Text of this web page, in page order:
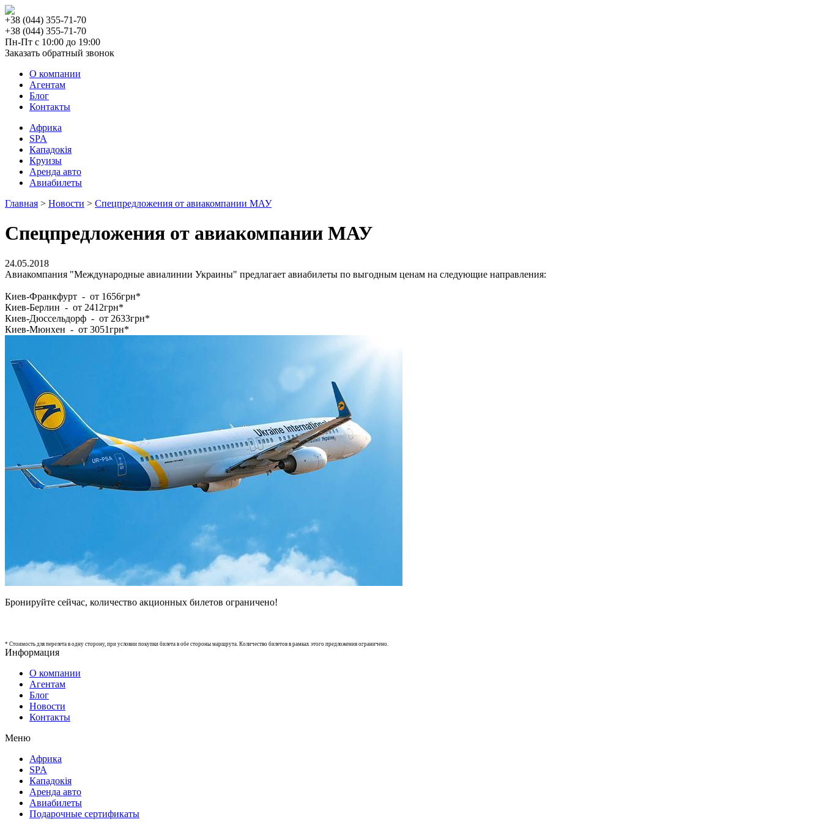
+38 (044) 355-71-70
+38 (044) 355-71-70
Пн-Пт с 10:00 до 19:00
Заказать обратный звонок
О компании
Агентам
Блог
Контакты
Африка
SPA
Кападокія
Круизы
Аренда авто
Авиабилеты
Главная > Новости > Спецпредложения от авиакомпании МАУ
Спецпредложения от авиакомпании МАУ
24.05.2018
Авиакомпания "Международные авиалинии Украины" предлагает авиабилеты по выгодным ценам на следующие направления:
Киев-Франкфурт - от 1656грн*
Киев-Берлин - от 2412грн*
Киев-Дюссельдорф - от 2633грн*
Киев-Мюнхен - от 3051грн*
Бронируйте сейчас, количество акционных билетов ограничено!
* Стоимость для перелета в одну сторону, при условии покупки билета в обе стороны маршрута. Количество билетов в рамках этого предложения ограничено.
Информация
О компании
Агентам
Блог
Новости
Контакты
Меню
Африка
SPA
Кападокія
Аренда авто
Авиабилеты
Подарочные сертификаты